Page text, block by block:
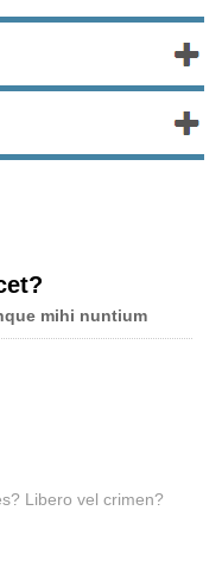
mihi nuntium
Libero vel crimen?